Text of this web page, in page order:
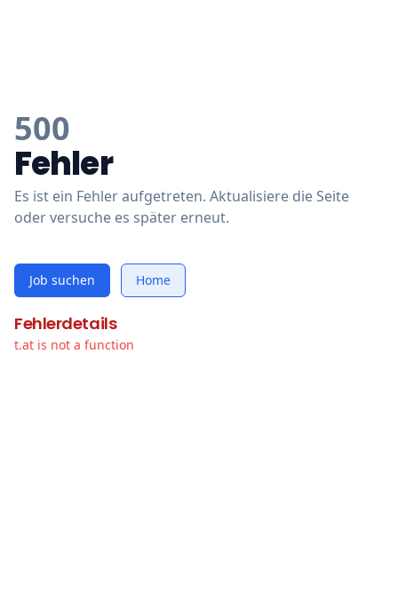
500
Fehler
Es ist ein Fehler aufgetreten. Aktualisiere die Seite
oder versuche es später erneut.
Job suchen Home
Fehlerdetails
t.at is not a function